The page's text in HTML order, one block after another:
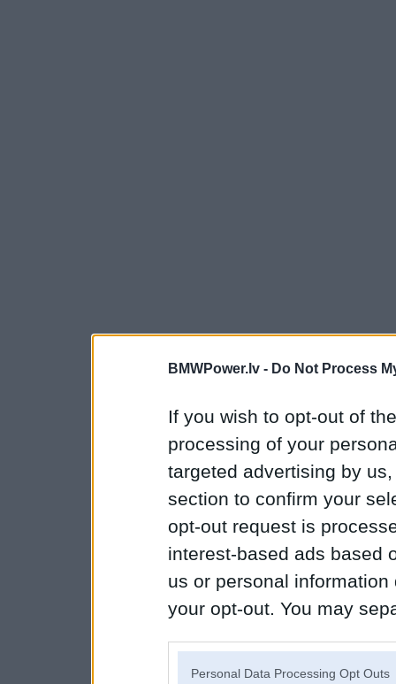
BMWPower.lv - Do Not Process
If you wish to opt-out of
processing of your
targeted advertising by
section to confirm your
opt-out request is
interest-based ads based
us or personal
your opt-out. You may
Personal Data Processing Opt Outs